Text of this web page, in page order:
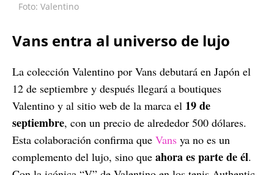
Foto: Valentino
Vans entra al universo de lujo
La colección Valentino por Vans debutará en Japón el
12 de septiembre y después llegará a boutiques
Valentino y al sitio web de la marca el 19 de
septiembre, con un precio de alrededor 500 dólares.
Esta colaboración confirma que Vans ya no es un
complemento del lujo, sino que ahora es parte de él.